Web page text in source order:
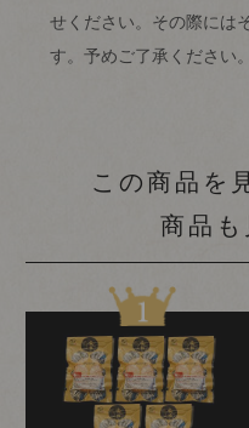
せください。その際には
す。予めご了承ください。
この商品を
商品も